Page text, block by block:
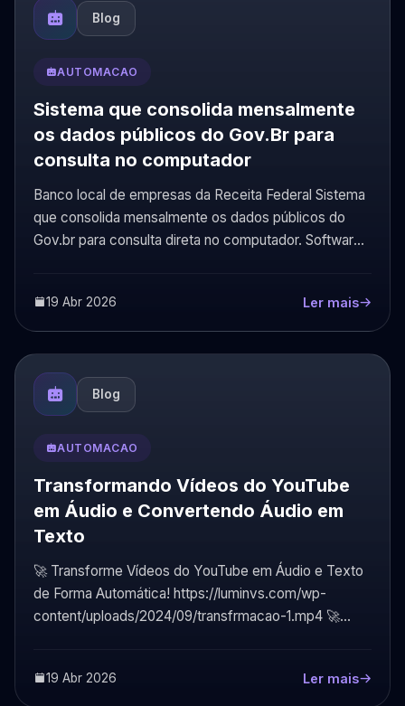
Blog
AUTOMACAO
Sistema que consolida mensalmente
os dados públicos do Gov.Br para
consulta no computador
Banco local de empresas da Receita Federal Sistema
que consolida mensalmente os dados públicos do
Gov.br para consulta direta no computador. Software
19 Abr 2026 Ler mais
Blog
AUTOMACAO
Transformando Vídeos do YouTube
em Áudio e Convertendo Áudio em
Texto
🚀 Transforme Vídeos do YouTube em Áudio e Texto
de Forma Automática! https://luminvs.com/wp-
content/uploads/2024/09/transfrmacao-1.mp4 🚀
19 Abr 2026 Ler mais